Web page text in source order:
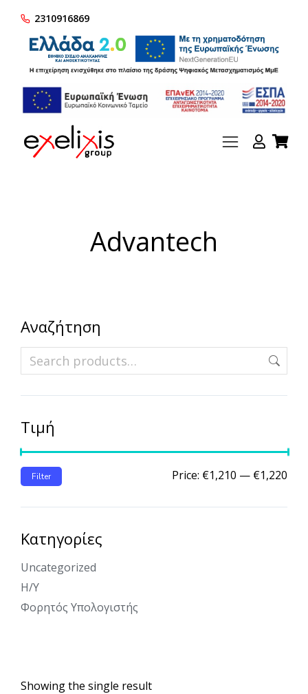
2310916869
Advantech
Αναζήτηση
Τιμή
Filter Price: €1,210 — €1,220
Κατηγορίες
Uncategorized
Η/Υ
Φορητός Υπολογιστής
Showing the single result